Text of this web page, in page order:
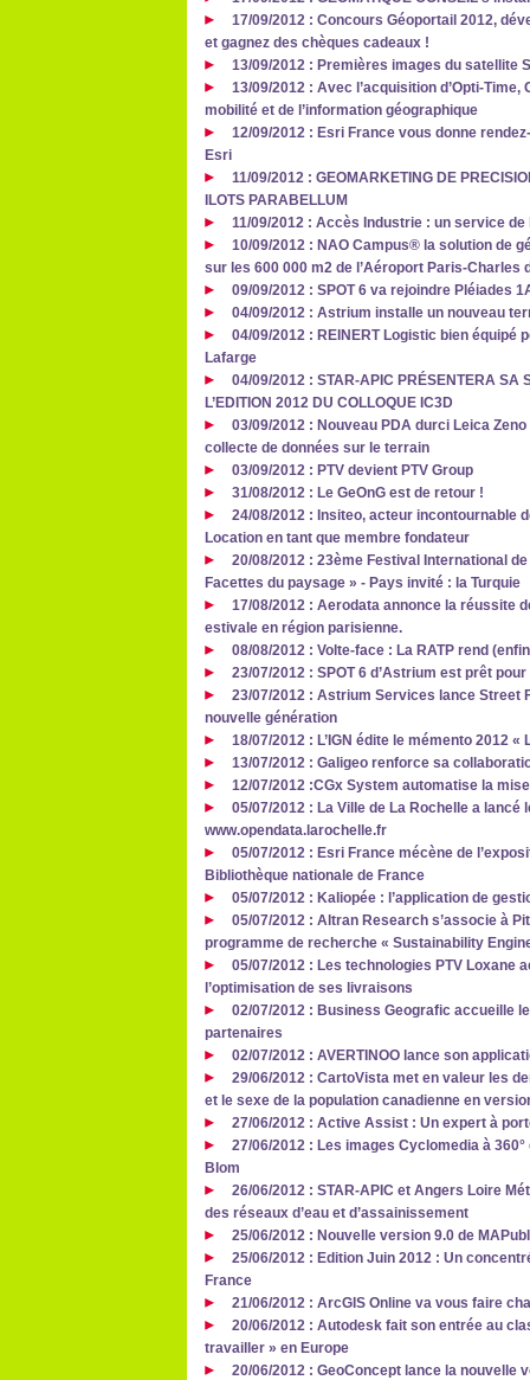
17/09/2012 : Concours Géoportail 2012,
et gagnez des chèques cadeaux !
13/09/2012 : Premières images du satellite
13/09/2012 : Avec l’acquisition d’Opti-
mobilité et de l’information géographique
12/09/2012 : Esri France vous donne
Esri
11/09/2012 : GEOMARKETING DE
ILOTS PARABELLUM
11/09/2012 : Accès Industrie : un service
10/09/2012 : NAO Campus® la solution de
sur les 600 000 m2 de l’Aéroport Paris-Charles
09/09/2012 : SPOT 6 va rejoindre Pléiades
04/09/2012 : Astrium installe un nouveau
04/09/2012 : REINERT Logistic bien
Lafarge
04/09/2012 : STAR-APIC PRÉSENTERA SA
L’EDITION 2012 DU COLLOQUE IC3D
03/09/2012 : Nouveau PDA durci Leica
collecte de données sur le terrain
03/09/2012 : PTV devient PTV Group
31/08/2012 : Le GeOnG est de retour !
24/08/2012 : Insiteo, acteur incontournable
Location en tant que membre fondateur
20/08/2012 : 23ème Festival International
Facettes du paysage » - Pays invité : la Turquie
17/08/2012 : Aerodata annonce la réussite
estivale en région parisienne.
08/08/2012 : Volte-face : La RATP rend
23/07/2012 : SPOT 6 d’Astrium est prêt
23/07/2012 : Astrium Services lance Street
nouvelle génération
18/07/2012 : L’IGN édite le mémento 2012
13/07/2012 : Galigeo renforce sa
12/07/2012 :CGx System automatise la
05/07/2012 : La Ville de La Rochelle a lancé
www.opendata.larochelle.fr
05/07/2012 : Esri France mécène de
Bibliothèque nationale de France
05/07/2012 : Kaliopée : l’application de
05/07/2012 : Altran Research s’associe à
programme de recherche « Sustainability
05/07/2012 : Les technologies PTV Loxane
l’optimisation de ses livraisons
02/07/2012 : Business Geografic accueille
partenaires
02/07/2012 : AVERTINOO lance son
29/06/2012 : CartoVista met en valeur les
et le sexe de la population canadienne en
27/06/2012 : Active Assist : Un expert à
27/06/2012 : Les images Cyclomedia à
Blom
26/06/2012 : STAR-APIC et Angers Loire
des réseaux d’eau et d’assainissement
25/06/2012 : Nouvelle version 9.0 de
25/06/2012 : Edition Juin 2012 : Un
France
21/06/2012 : ArcGIS Online va vous faire
20/06/2012 : Autodesk fait son entrée au
travailler » en Europe
20/06/2012 : GeoConcept lance la nouvelle